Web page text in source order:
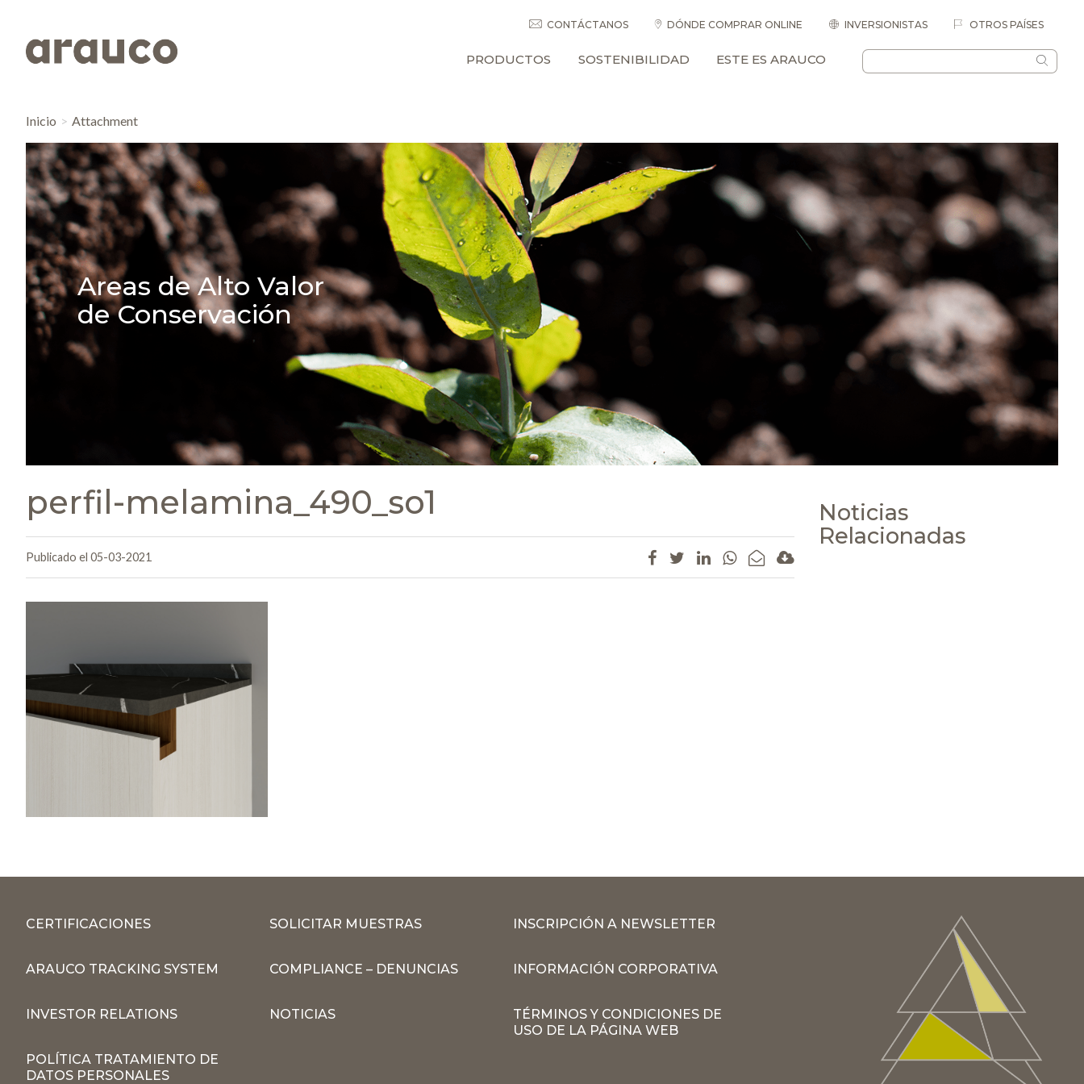
CONTÁCTANOS DÓNDE COMPRAR ONLINE INVERSIONISTAS OTROS PAÍSES
PRODUCTOS SOSTENIBILIDAD ESTE ES ARAUCO
Inicio Attachment
Areas de Alto Valor
de Conservación
perfil-melamina_490_so1
Publicado el 05-03-2021
Noticias
Relacionadas
CERTIFICACIONES SOLICITAR MUESTRAS INSCRIPCIÓN A NEWSLETTER
ARAUCO TRACKING SYSTEM COMPLIANCE – DENUNCIAS INFORMACIÓN CORPORATIVA
INVESTOR RELATIONS NOTICIAS
TÉRMINOS Y CONDICIONES DE
USO DE LA PÁGINA WEB
POLÍTICA TRATAMIENTO DE
DATOS PERSONALES